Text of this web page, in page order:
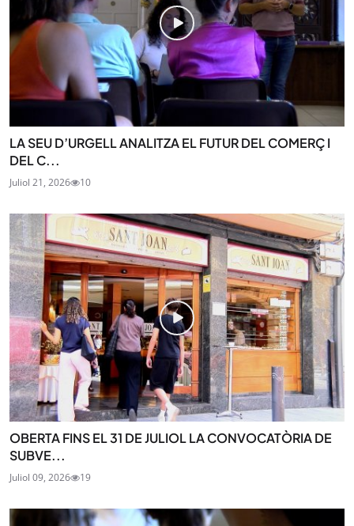
LA SEU D’URGELL ANALITZA EL FUTUR DEL COMERÇ I
DEL C...
Juliol 21, 2026 10
OBERTA FINS EL 31 DE JULIOL LA CONVOCATÒRIA DE
SUBVE...
Juliol 09, 2026 19